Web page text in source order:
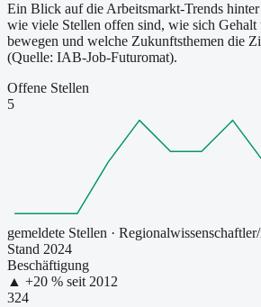
Ein Blick auf die Arbeitsmarkt-Trends
wie viele Stellen offen sind, wie sich Gehalt
bewegen und welche Zukunftsthemen die
(Quelle: IAB-Job-Futuromat).
Offene Stellen
5
gemeldete Stellen ·
Stand 2024
Beschäftigung
▲ +20 % seit 2012
324